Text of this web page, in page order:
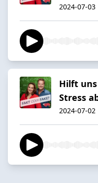
2024-07-03
Hilft
Stress
2024-07-02